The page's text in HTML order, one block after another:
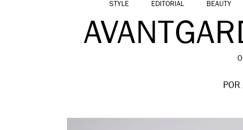
STYLE EDITORIAL BEAUTY
POR